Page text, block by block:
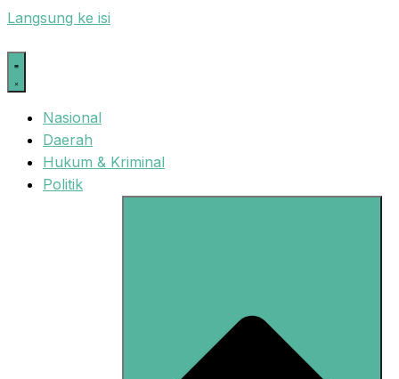
Langsung ke isi
Nasional
Daerah
Hukum & Kriminal
Politik